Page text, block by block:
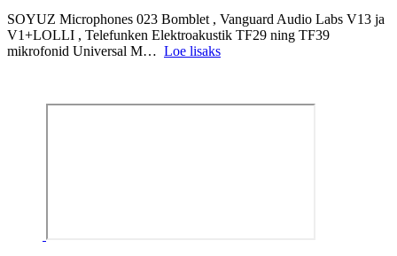
SOYUZ Microphones 023 Bomblet , Vanguard Audio Labs V13 ja
V1+LOLLI , Telefunken Elektroakustik TF29 ning TF39
mikrofonid Universal M… Loe lisaks